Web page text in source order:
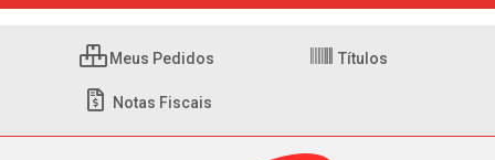
Meus Pedidos Títulos
Notas Fiscais